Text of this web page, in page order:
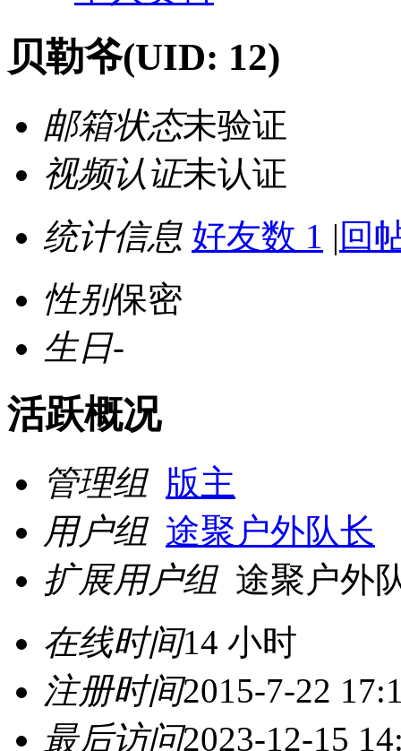
贝勒爷(UID: 12)
邮箱状态未验证
视频认证未认证
统计信息 好友数 1 | 回
性别保密
生日-
活跃概况
管理组 版主
用户组 途聚户外队长
扩展用户组 途聚户外
在线时间14 小时
注册时间2015-7-22
最后访问2023-12-15